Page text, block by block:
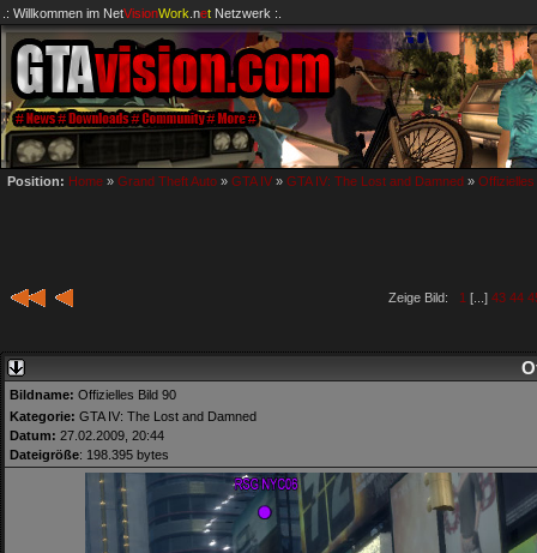
.: Willkommen im NetVisionWork .netNetzwerk :.
Position: Home » Grand Theft Auto » GTA IV » GTA IV: The Lost and Damned » Offizielles
Zeige Bild: 1 [...] 43 44
Bildname: Offizielles Bild 90
Kategorie: GTA IV: The Lost and Damned
Datum: 27.02.2009, 20:44
Dateigröße: 198.395 bytes